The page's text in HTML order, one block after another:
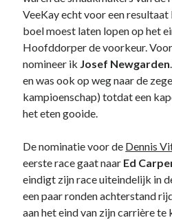
VeeKay echt voor een resultaat
boel moest laten lopen op het
Hoofddorper de voorkeur.
nomineer ik Josef Newgarden
en was ook op weg naar de
kampioenschap) totdat een
het eten gooide.
De nominatie voor de Dennis
eerste race gaat naar Ed
eindigt zijn race uiteindelijk in
een paar ronden achterstand
aan het eind van zijn carrière te